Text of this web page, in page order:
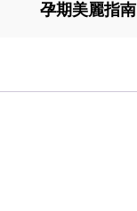
孕期美麗指南